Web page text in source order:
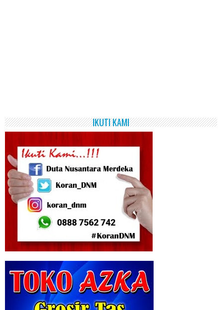
IKUTI KAMI